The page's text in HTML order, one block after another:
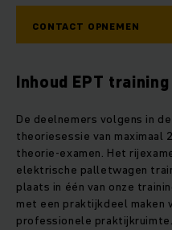
CONTACT OPNEMEN
Inhoud EPT training
De deelnemers volgens in
theoriesessie van maximaal
theorie-examen. Het
elektrische palletwagen
plaats in één van onze
met een praktijkdeel maken
professionele